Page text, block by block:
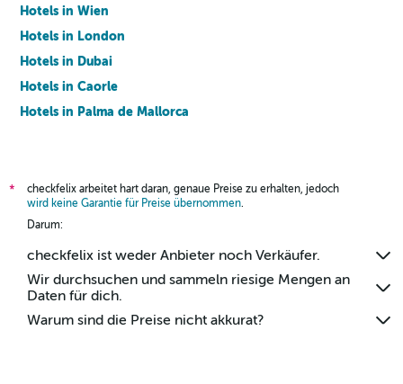
Hotels in Wien
Hotels in London
Hotels in Dubai
Hotels in Caorle
Hotels in Palma de Mallorca
*
checkfelix arbeitet hart daran, genaue Preise zu erhalten, jedoch
wird keine Garantie für Preise übernommen.
Darum:
checkfelix ist weder Anbieter noch Verkäufer.
Wir durchsuchen und sammeln riesige Mengen an
Daten für dich.
Warum sind die Preise nicht akkurat?